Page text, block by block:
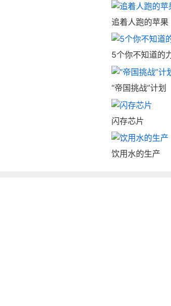
追着人跑的苹果
5个你不知道的
“帝国挑战”计划
闪存芯片
饮用水的生产